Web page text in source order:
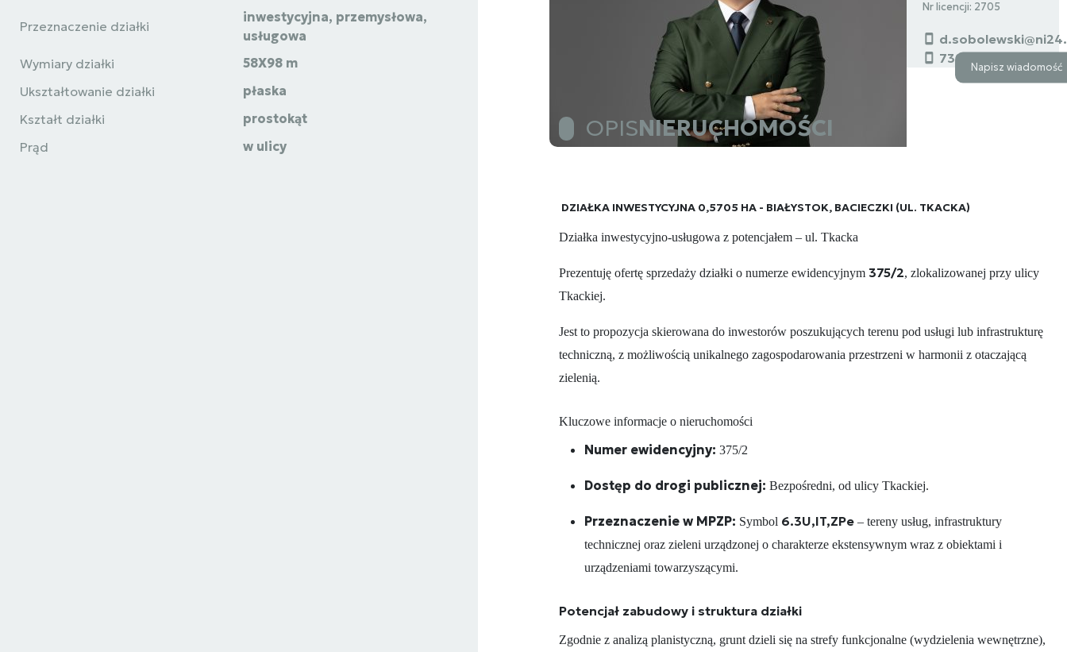
Przeznaczenie działki
inwestycyjna, przemysłowa,
usługowa
Wymiary działki
58X98 m
Ukształtowanie działki
płaska
Kształt działki
prostokąt
Prąd
w ulicy
Nr licencji: 2705
739000112
Napisz wiadomość
OPISNIERUCHOMOŚCI
DZIAŁKA INWESTYCYJNA 0,5705 HA - BIAŁYSTOK, BACIECZKI (UL. TKACKA)
Działka inwestycyjno-usługowa z potencjałem – ul. Tkacka
Prezentuję ofertę sprzedaży działki o numerze ewidencyjnym 375/2, zlokalizowanej przy ulicy
Tkackiej.
Jest to propozycja skierowana do inwestorów poszukujących terenu pod usługi lub infrastrukturę
techniczną, z możliwością unikalnego zagospodarowania przestrzeni w harmonii z otaczającą
zielenią.
Kluczowe informacje o nieruchomości
Numer ewidencyjny: 375/2
Dostęp do drogi publicznej: Bezpośredni, od ulicy Tkackiej.
Przeznaczenie w MPZP: Symbol 6.3U,IT,ZPe – tereny usług, infrastruktury
technicznej oraz zieleni urządzonej o charakterze ekstensywnym wraz z obiektami i
urządzeniami towarzyszącymi.
Potencjał zabudowy i struktura działki
Zgodnie z analizą planistyczną, grunt dzieli się na strefy funkcjonalne (wydzielenia wewnętrzne),